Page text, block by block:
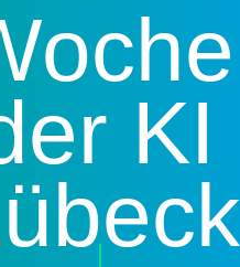
KI